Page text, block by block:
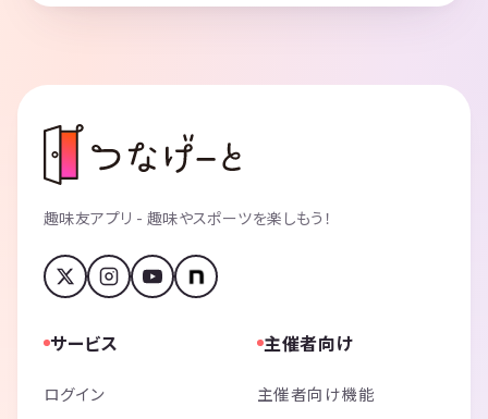
趣味友アプリ - 趣味やスポーツを楽しもう！
サービス
ログイン
主催者向け
主催者向け機能